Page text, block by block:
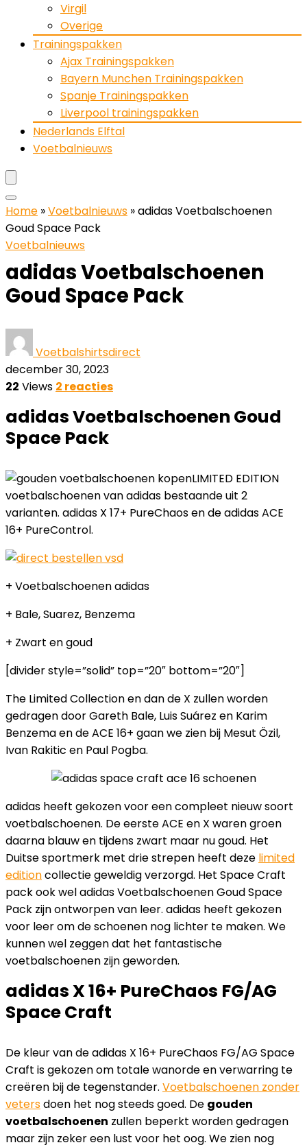
Virgil
Overige
Trainingspakken
Ajax Trainingspakken
Bayern Munchen Trainingspakken
Spanje Trainingspakken
Liverpool trainingspakken
Nederlands Elftal
Voetbalnieuws
Home »Voetbalnieuws »adidas Voetbalschoenen
Goud Space Pack
Voetbalnieuws
adidas Voetbalschoenen
Goud Space Pack
Voetbalshirtsdirect
december 30, 2023
22 Views 2 reacties
adidas Voetbalschoenen Goud
Space Pack
LIMITED EDITION
voetbalschoenen van adidas bestaande uit 2
varianten. adidas X 17+ PureChaos en de adidas ACE
16+ PureControl.
+ Voetbalschoenen adidas
+ Bale, Suarez, Benzema
+ Zwart en goud
[divider style=”solid” top=”20″ bottom=”20″]
The Limited Collection en dan de X zullen worden
gedragen door Gareth Bale, Luis Suárez en Karim
Benzema en de ACE 16+ gaan we zien bij Mesut Özil,
Ivan Rakitic en Paul Pogba.
adidas heeft gekozen voor een compleet nieuw soort
voetbalschoenen. De eerste ACE en X waren groen
daarna blauw en tijdens zwart maar nu goud. Het
Duitse sportmerk met drie strepen heeft deze limited
editioncollectie geweldig verzorgd. Het Space Craft
pack ook wel adidas Voetbalschoenen Goud Space
Pack zijn ontworpen van leer. adidas heeft gekozen
voor leer om de schoenen nog lichter te maken. We
kunnen wel zeggen dat het fantastische
voetbalschoenen zijn geworden.
adidas X 16+ PureChaos FG/AG
Space Craft
De kleur van de adidas X 16+ PureChaos FG/AG Space
Craft is gekozen om totale wanorde en verwarring te
creëren bij de tegenstander. Voetbalschoenen zonder
vetersdoen het nog steeds goed. De gouden
voetbalschoenen zullen beperkt worden gedragen
maar zijn zeker een lust voor het oog. We zien nog